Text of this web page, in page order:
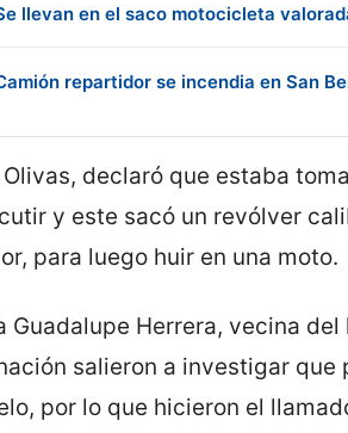
llevan en el saco motocicleta
repartidor se incendia en San
Olivas, declaró que estaba
y este sacó un revólver
para luego huir en una moto.
Guadalupe Herrera, vecina
salieron a investigar que
por lo que hicieron el